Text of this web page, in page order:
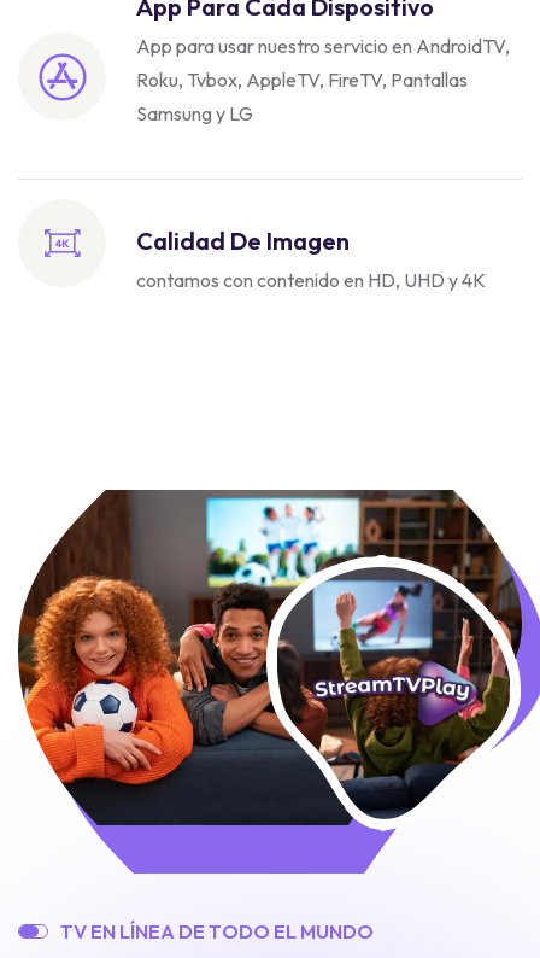
App Para Cada Dispositivo
App para usar nuestro servicio en AndroidTV,
Roku, Tvbox, AppleTV, FireTV, Pantallas
Samsung y LG
Calidad De Imagen
contamos con contenido en HD, UHD y 4K
TV EN LÍNEA DE TODO EL MUNDO